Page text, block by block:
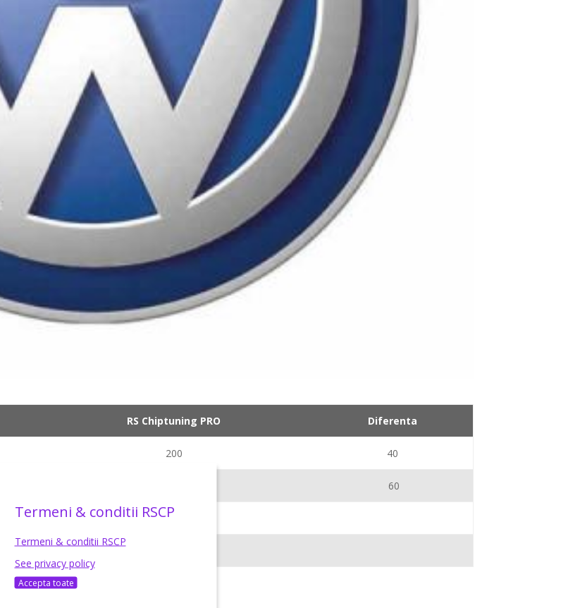
RS Chiptuning PRO Diferenta
200 40
60
Termeni & conditii RSCP
Termeni & conditii RSCP
See privacy policy
Accepta toate